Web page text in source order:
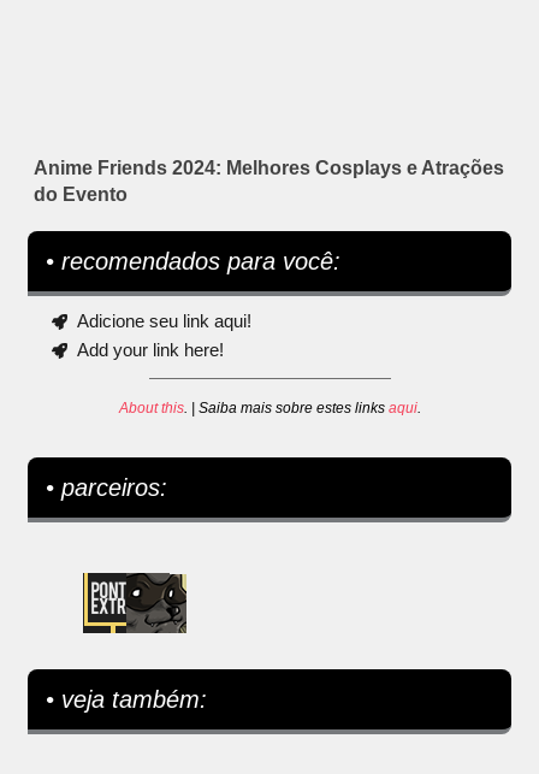
Anime Friends 2024: Melhores Cosplays e Atrações
do Evento
• recomendados para você:
Adicione seu link aqui!
Add your link here!
About this. | Saiba mais sobre estes links aqui.
• parceiros:
• veja também: